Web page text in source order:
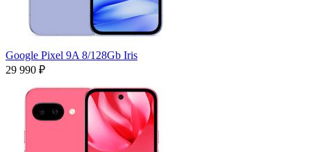
Google Pixel 9A 8/128Gb Iris
29 990 ₽